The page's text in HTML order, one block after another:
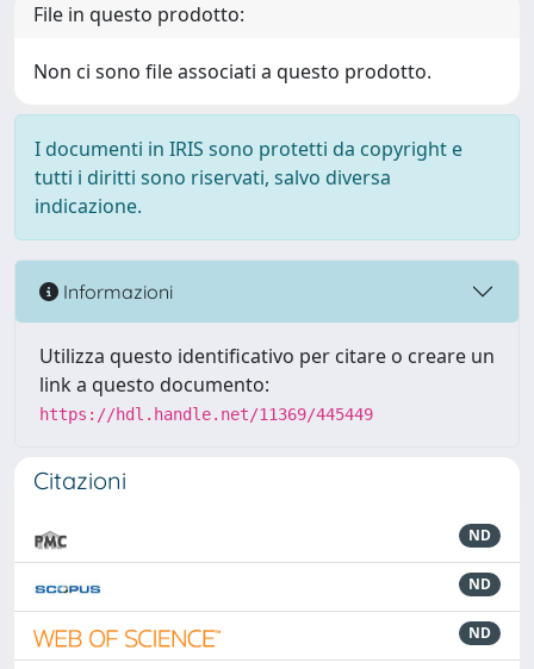
File in questo prodotto:
Non ci sono file associati a questo prodotto.
I documenti in IRIS sono protetti da copyright e
tutti i diritti sono riservati, salvo diversa
indicazione.
Informazioni
Utilizza questo identificativo per citare o creare un
link a questo documento:
https://hdl.handle.net/11369/445449
Citazioni
ND
ND
ND